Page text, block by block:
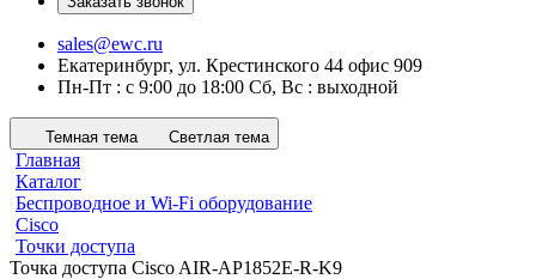
sales@ewc.ru
Екатеринбург, ул. Крестинского 44 офис 909
Пн-Пт : с 9:00 до 18:00 Сб, Вс : выходной
Темная тема Светлая тема
Главная
Каталог
Беспроводное и Wi-Fi оборудование
Cisco
Точки доступа
Точка доступа Cisco AIR-AP1852E-R-K9